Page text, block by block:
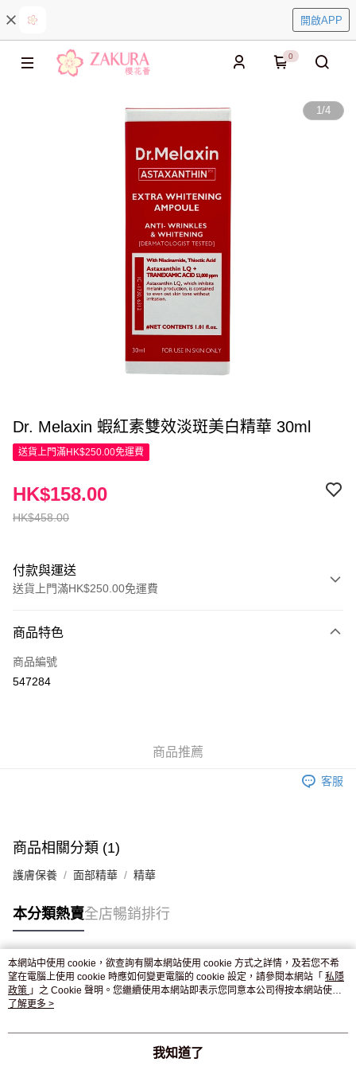
開啟APP
0
1/4
Dr. Melaxin 蝦紅素雙效淡斑美白精華 30ml
送貨上門滿HK$250.00免運費
HK$458.00
HK$158.00
付款與運送
送貨上門滿HK$250.00免運費
信用卡
Apple Pay
付款後門市自取，訂單確認後2-4個工作天到店，7天內取。逾期後
商品特色
商品編號
547284
商品推薦
客服
商品相關分類 (1)
護膚保養 面部精華 精華
本分類熱賣全店暢銷排行
熱門標籤
熱銷排行
本網站中使用 cookie，欲查詢有關本網站使用 cookie 方式之詳情，及若您不希
望在電腦上使用 cookie 時應如何變更電腦的 cookie 設定，請參閱本網站「 私隱
政策 」之 Cookie 聲明。您繼續使用本網站即表示您同意本公司得按本網站使用
條款之 Cookie 聲明使用 cookie。
了解更多 >
我知道了